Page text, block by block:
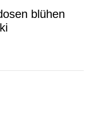
blühen